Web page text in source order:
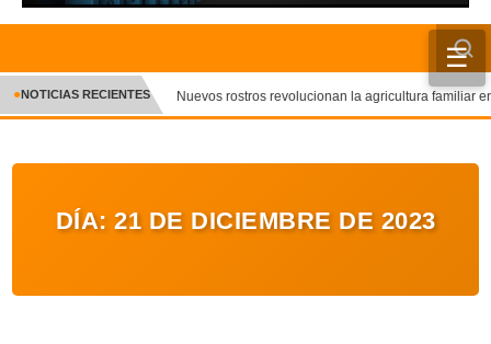
☰
INICIO
CRÓNICA
ENTRETENIMIENTO Y CULTURA
NOTICIAS RECIENTES Nuevos rostros revolucionan la agricultura familiar
DÍA: 21 DE DICIEMBRE DE 2023